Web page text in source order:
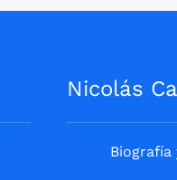
Nicolás
Biografía